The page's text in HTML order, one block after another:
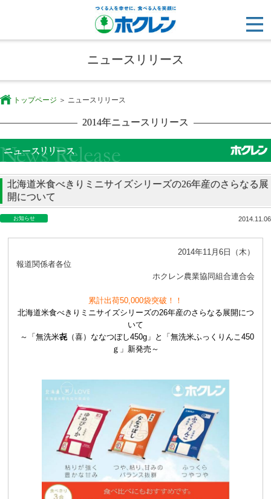
ニュースリリース
トップページ ニュースリリース
2014年ニュースリリース
北海道米食べきりミニサイズシリーズの26年産のさらなる展
開について
お知らせ 2014.11.06
2014年11月6日（木）
報道関係者各位
ホクレン農業協同組合連合会
累計出荷50,000袋突破！！
北海道米食べきりミニサイズシリーズの26年産のさらなる展開につ
いて
～「無洗米㐂（喜）ななつぼし450g」と「無洗米ふっくりんこ450
ｇ」新発売～